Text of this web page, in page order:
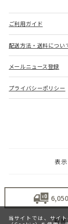
ご利用ガイド
配送方法・送料につい
メールニュース登録
プライバシーポリシー
© M
当サイトでは、サイ